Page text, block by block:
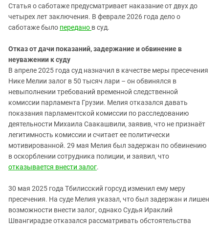
Статья о саботаже предусматривает наказание от двух до
четырех лет заключения. В феврале 2026 года дело о
саботаже было передано в суд.
Отказ от дачи показаний, задержание и обвинение в
неуважении к суду
В апреле 2025 года суд назначил в качестве меры пресечения
Нике Мелии залог в 50 тысяч лари – он обвинялся в
невыполнении требований временной следственной
комиссии парламента Грузии. Мелия отказался давать
показания парламентской комиссии по расследованию
деятельности Михаила Саакашвили, заявив, что не признаёт
легитимность комиссии и считает ее политически
мотивированной. 29 мая Мелия был задержан по обвинению
в оскорблении сотрудника полиции, и заявил, что
отказывается внести залог.
30 мая 2025 года Тбилисский горсуд изменил ему меру
пресечения. На суде Мелия указал, что был задержан и лишен
возможности внести залог, однако Судья Ираклий
Швангирадзе отказался рассматривать обстоятельства